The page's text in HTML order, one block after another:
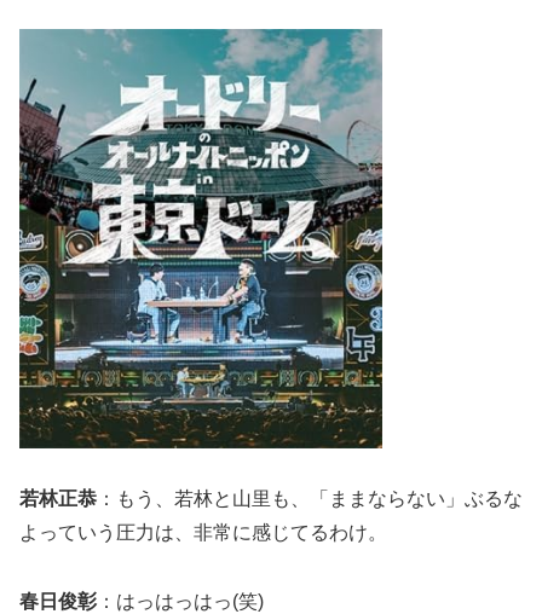
若林正恭 ：もう、若林と山里も、「ままならない」ぶるな
よっていう圧力は、非常に感じてるわけ。
春日俊彰 ：はっはっはっ(笑)